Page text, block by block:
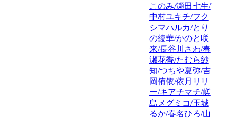
このみ/瀬田七生/
中村ユキチ/フク
シマハルカ/とり
の綾華/かのと咲
来/長谷川さわ/春
瀬花香/たむら紗
知/つちや夏弥/吉
岡侑依/依月リリ
ー/キアチマチ/嵯
島メグミコ/玉城
るか/春名ひろ/山